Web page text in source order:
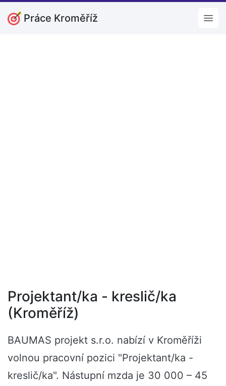
Práce Kroměříž
Projektant/ka - kreslič/ka
(Kroměříž)
BAUMAS projekt s.r.o. nabízí v Kroměříži
volnou pracovní pozici "Projektant/ka -
kreslič/ka". Nástupní mzda je 30 000 – 45